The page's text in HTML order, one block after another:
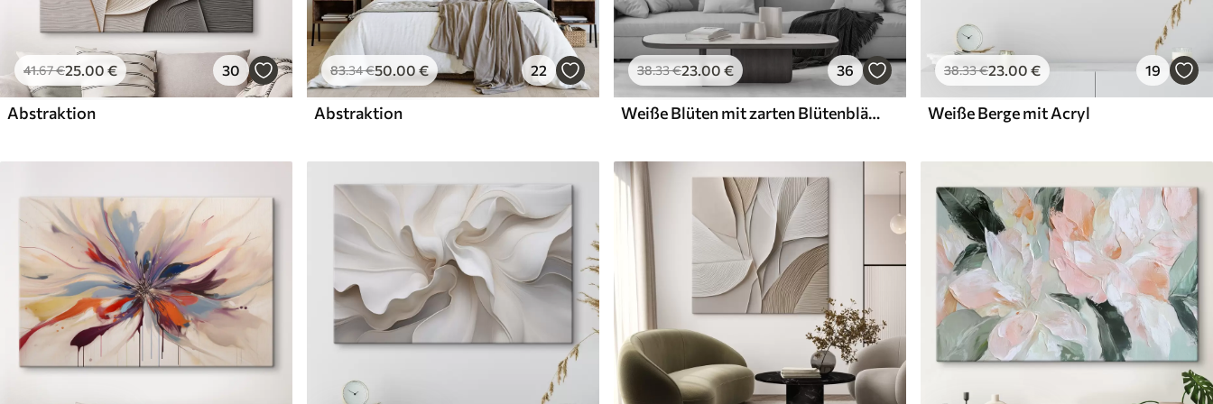
41.67€25.00 € 30
Abstraktion
83.34€50.00€ 22
Abstraktion
38.33€23.00 € 36
Weiße Blüten mit zarten Blütenblättern, angeordnet in einem wunderschönen Blumenmuster vor einem hellen Hintergrund
38.33€23.00 € 19
Weiße Berge mit Acryl